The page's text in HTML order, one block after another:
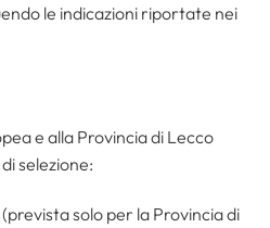
le indicazioni riportate nei
e alla Provincia di Lecco
selezione:
solo per la Provincia di